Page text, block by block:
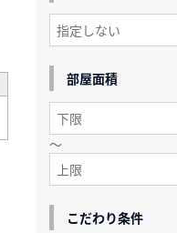
部屋面積
～
こだわり条件